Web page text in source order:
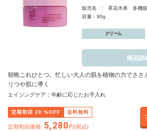
販売名 : 草花木果 多機能
容量：90g
クリーム
商品詳
朝晩これひとつ。忙しい大人の肌を植物の力でささ
リつや肌に導く
エイジングケア：年齢に応じたお手入れ
定期初回 20 %OFF 送料無料
定期初回価格: 5,280円(税込)